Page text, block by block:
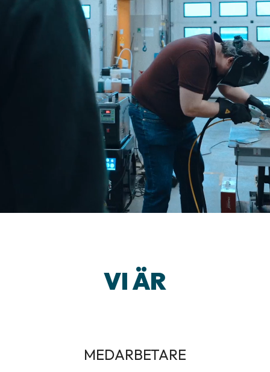
teamet som arbetar för att utveckla och
bibehålla en modern och hållbar
infrastruktur kring vattenförsörjningen. Inte
bara i Sverige och Norden, utan runt om i
Hydria Water är idag ett eget varumärke
men vi kommer från en lång tradition av
ingenjörskap och innovationslust. Det ger
oss ett stabilt arv att bygga vidare vår tids
VI ÄR
MEDARBETARE